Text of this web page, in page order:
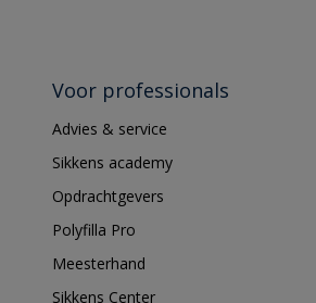
Voor professionals
Advies & service
Sikkens academy
Opdrachtgevers
Polyfilla Pro
Meesterhand
Sikkens Center